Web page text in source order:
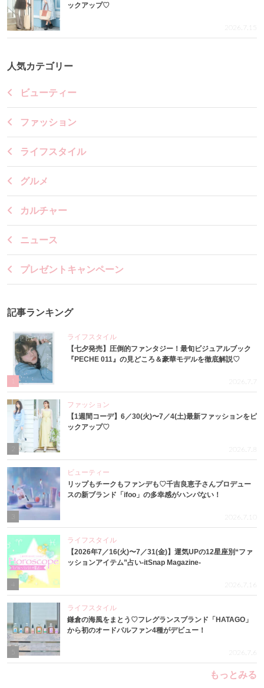
ックアップ♡
2026.7.15
人気カテゴリー
ビューティー
ファッション
ライフスタイル
グルメ
カルチャー
ニュース
プレゼントキャンペーン
記事ランキング
ライフスタイル
【七夕発売】圧倒的ファンタジー！最旬ビジュアルブック
『PECHE 011』の見どころ＆豪華モデルを徹底解説♡
2026.7.7
ファッション
【1週間コーデ】6／30(火)〜7／4(土)最新ファッションをピ
ックアップ♡
2026.7.8
3
ビューティー
リップもチークもファンデも♡千吉良恵子さんプロデュー
スの新ブランド「ifoo」の多幸感がハンパない！
2026.7.10
ライフスタイル
【2026年7／16(火)〜7／31(金)】運気UPの12星座別“ファ
ッションアイテム”占い-itSnap Magazine-
2026.7.16
ライフスタイル
鎌倉の海風をまとう♡フレグランスブランド「HATAGO」
から初のオードパルファン4種がデビュー！
2026.7.6
もっとみる